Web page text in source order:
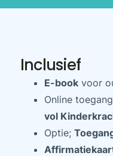
Inclusief
E-bookvoor
Online
vol
Optie;